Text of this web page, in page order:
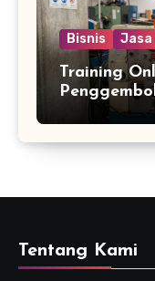
Bisnis Jasa
Training
Tentang Kami